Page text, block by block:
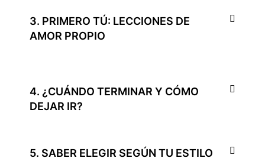
3. PRIMERO TÚ: LECCIONES DE
AMOR PROPIO
4. ¿CUÁNDO TERMINAR Y CÓMO
DEJAR IR?
5. SABER ELEGIR SEGÚN TU ESTILO